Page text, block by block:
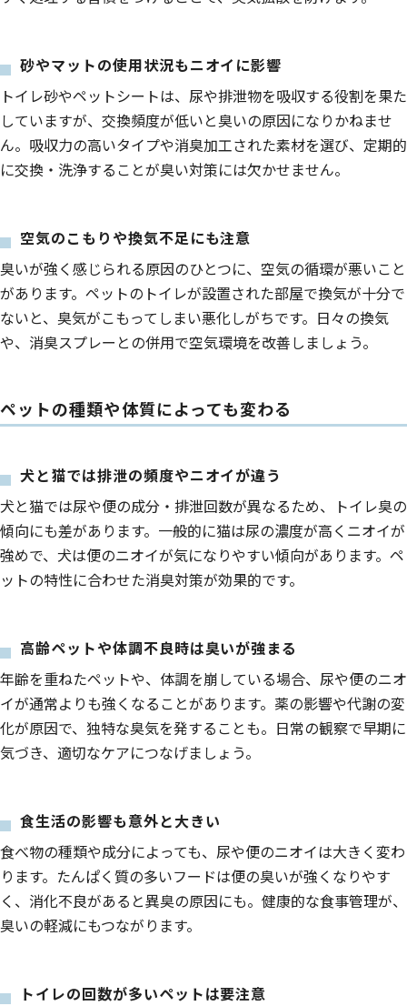
砂やマットの使用状況もニオイに影響
トイレ砂やペットシートは、尿や排泄物を吸収する役割を果た
していますが、交換頻度が低いと臭いの原因になりかねませ
ん。吸収力の高いタイプや消臭加工された素材を選び、定期的
に交換・洗浄することが臭い対策には欠かせません。
空気のこもりや換気不足にも注意
臭いが強く感じられる原因のひとつに、空気の循環が悪いこと
があります。ペットのトイレが設置された部屋で換気が十分で
ないと、臭気がこもってしまい悪化しがちです。日々の換気
や、消臭スプレーとの併用で空気環境を改善しましょう。
ペットの種類や体質によっても変わる
犬と猫では排泄の頻度やニオイが違う
犬と猫では尿や便の成分・排泄回数が異なるため、トイレ臭の
傾向にも差があります。一般的に猫は尿の濃度が高くニオイが
強めで、犬は便のニオイが気になりやすい傾向があります。ペ
ットの特性に合わせた消臭対策が効果的です。
高齢ペットや体調不良時は臭いが強まる
年齢を重ねたペットや、体調を崩している場合、尿や便のニオ
イが通常よりも強くなることがあります。薬の影響や代謝の変
化が原因で、独特な臭気を発することも。日常の観察で早期に
気づき、適切なケアにつなげましょう。
食生活の影響も意外と大きい
食べ物の種類や成分によっても、尿や便のニオイは大きく変わ
ります。たんぱく質の多いフードは便の臭いが強くなりやす
く、消化不良があると異臭の原因にも。健康的な食事管理が、
臭いの軽減にもつながります。
トイレの回数が多いペットは要注意